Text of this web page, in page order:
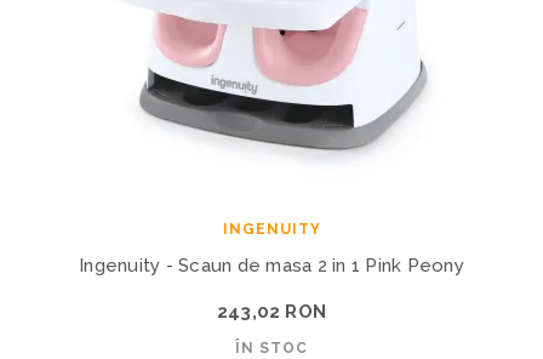
INGENUITY
Ingenuity - Scaun de masa 2 in 1 Pink Peony
243,02 RON
ÎN STOC